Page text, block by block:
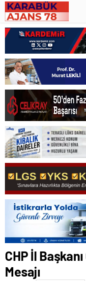
CHP İl Başkanı
Mesajı